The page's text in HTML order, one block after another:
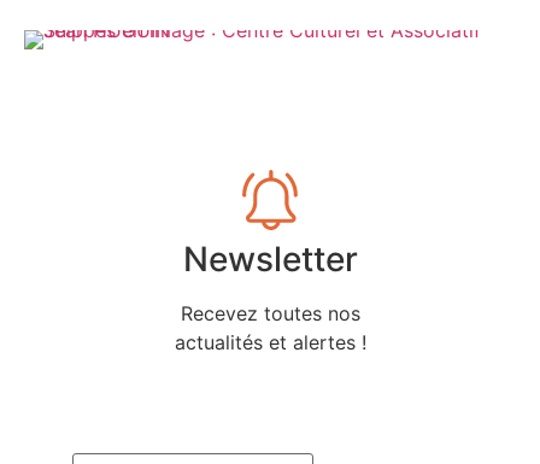
Newsletter
Recevez toutes nos
actualités et alertes !